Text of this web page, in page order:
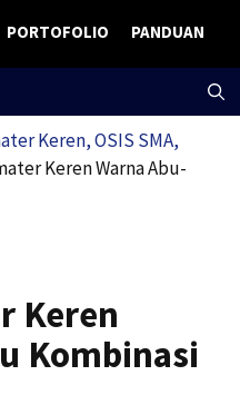
PORTOFOLIO PANDUAN
Keren, OSIS SMA,
Keren Warna Abu-
Keren
Kombinasi